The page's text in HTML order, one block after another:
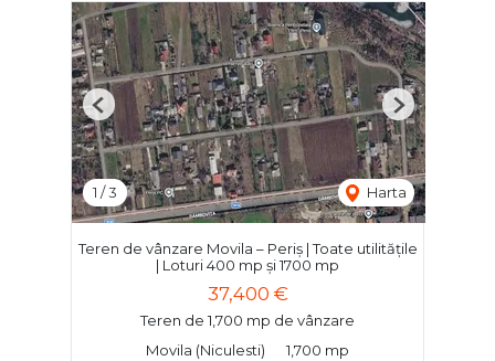
1 /3 Harta
Previous Next
Teren de vânzare Movila – Periș | Toate utilitățile
| Loturi 400 mp și 1700 mp
37,400 €
Teren de 1,700 mp de vânzare
Movila (Niculesti)
1,700 mp